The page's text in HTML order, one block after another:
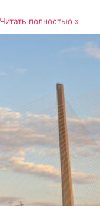
Читать полностью »